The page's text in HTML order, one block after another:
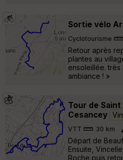
Sortie vélo
Cyclotourisme
Retour après
plantes au
ensoleillée.
ambiance ! »
Tour de
Cesancey
VTT 30 km
Départ de
Ensuite,
Roche puis